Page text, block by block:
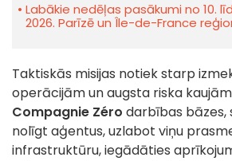
Labākie nedēļas pasākumi no 10.
2026. Parīzē un Île-de-France
Taktiskās misijas notiek starp
operācijām un augsta riska
Compagnie Zéro darbības bāzes,
nolīgt aģentus, uzlabot viņu
infrastruktūru, iegādāties